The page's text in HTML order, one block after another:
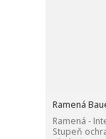
Ramená
Ramená -
Stupeň